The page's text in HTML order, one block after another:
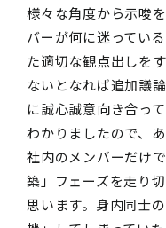
様々な角度から示唆
バーが何に迷ってい
た適切な観点出しを
ないとなれば追加議
に誠心誠意向き合っ
わかりましたので、
社内のメンバーだけ
築」フェーズを走り
思います。身内同士